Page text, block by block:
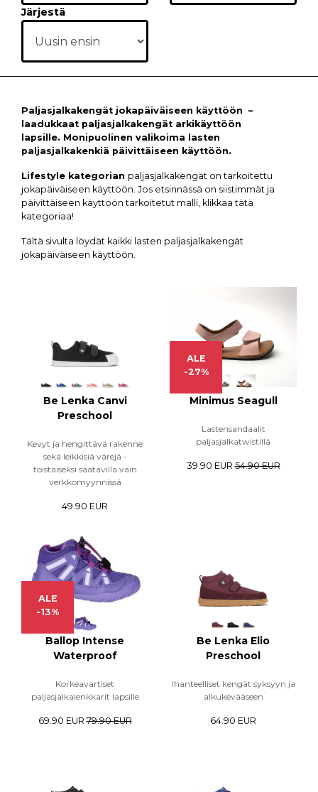
Järjestä
Paljasjalkakengät jokapäiväiseen käyttöön –
laadukkaat paljasjalkakengät arkikäyttöön
lapsille. Monipuolinen valikoima lasten
paljasjalkakenkiä päivittäiseen käyttöön.
Lifestyle kategorian paljasjalkakengät on tarkoitettu
jokapäiväiseen käyttöön. Jos etsinnässä on siistimmät ja
päivittäiseen käyttöön tarkoitetut malli, klikkaa tätä
kategoriaa!
Tältä sivulta löydät kaikki lasten paljasjalkakengät
jokapäiväiseen käyttöön.
Be Lenka Canvi
Preschool
Kevyt ja hengittävä rakenne
sekä leikkisiä värejä -
toistaiseksi saatavilla vain
verkkomyynnissä
49.90 EUR
ALE
-27%
Minimus Seagull
Lastensandaalit
paljasjalkatwistillä
39.90 EUR 54.90 EUR
ALE
-13%
Ballop Intense
Waterproof
Korkeavartiset
paljasjalkalenkkarit lapsille
69.90 EUR 79.90 EUR
Be Lenka Elio
Preschool
Ihanteelliset kengät syksyyn ja
alkukevääseen
64.90 EUR